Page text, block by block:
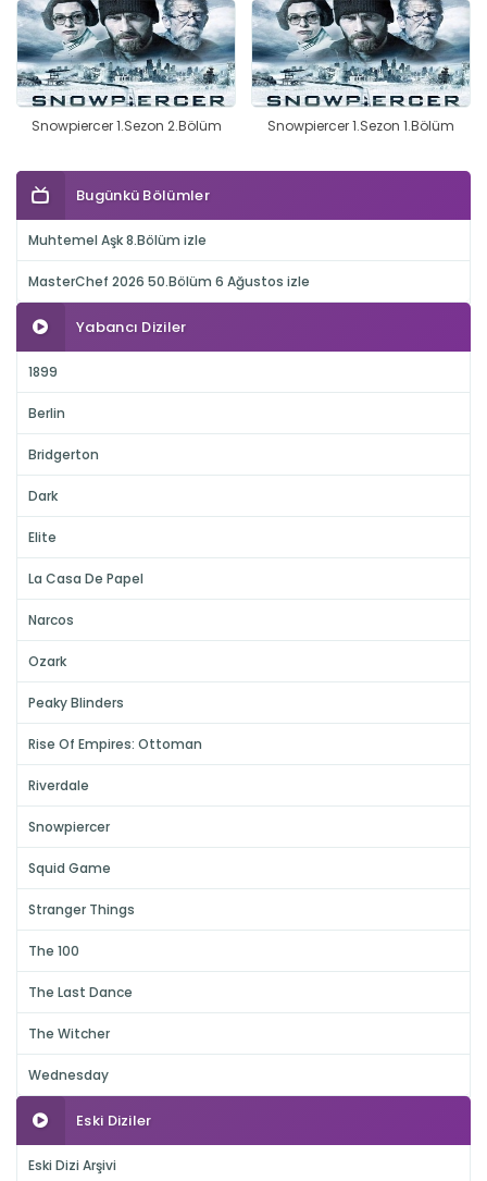
Snowpiercer 1.Sezon 2.Bölüm Snowpiercer 1.Sezon 1.Bölüm
Bugünkü Bölümler
Muhtemel Aşk 8.Bölüm izle
MasterChef 2026 50.Bölüm 6 Ağustos izle
Yabancı Diziler
1899
Berlin
Bridgerton
Dark
Elite
La Casa De Papel
Narcos
Ozark
Peaky Blinders
Rise Of Empires: Ottoman
Riverdale
Snowpiercer
Squid Game
Stranger Things
The 100
The Last Dance
The Witcher
Wednesday
Eski Diziler
Eski Dizi Arşivi